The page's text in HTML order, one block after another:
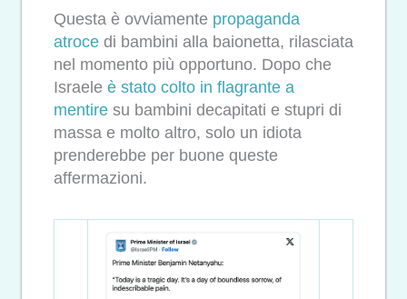
Questa è ovviamente propaganda
atroce di bambini alla baionetta, rilasciata
nel momento più opportuno. Dopo che
Israele è stato colto in flagrante a
mentire su bambini decapitati e stupri di
massa e molto altro, solo un idiota
prenderebbe per buone queste
affermazioni.